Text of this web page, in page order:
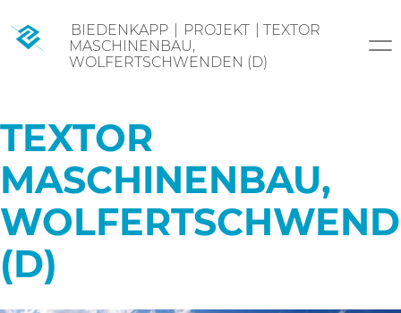
Skip
content
BIEDENKAPP PROJEKT |TEXTOR
MASCHINENBAU,
WOLFERTSCHWENDEN (D)
TEXTOR
MASCHINENBAU,
(D)